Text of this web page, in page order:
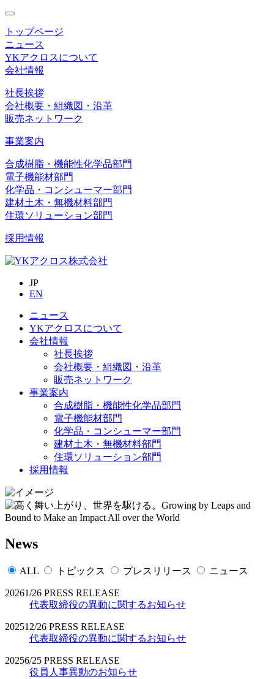
toggle
navigation
トップページ
ニュース
YKアクロスについて
会社情報
社長挨拶
会社概要・組織図・沿革
販売ネットワーク
事業案内
合成樹脂・機能性化学品部門
電子機能材部門
化学品・コンシューマー部門
建材土木・無機材料部門
住環ソリューション部門
採用情報
JP
EN
ニュース
YKアクロスについて
会社情報
社長挨拶
会社概要・組織図・沿革
販売ネットワーク
事業案内
合成樹脂・機能性化学品部門
電子機能材部門
化学品・コンシューマー部門
建材土木・無機材料部門
住環ソリューション部門
採用情報
News
ALL トピックス プレスリリース ニュース
20261/26 PRESS RELEASE
代表取締役の異動に関するお知らせ
202512/26 PRESS RELEASE
代表取締役の異動に関するお知らせ
20256/25 PRESS RELEASE
役員人事異動のお知らせ